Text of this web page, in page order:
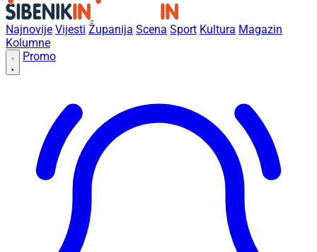
Najnovije Vijesti Županija Scena Sport Kultura Magazin
Kolumne
Promo